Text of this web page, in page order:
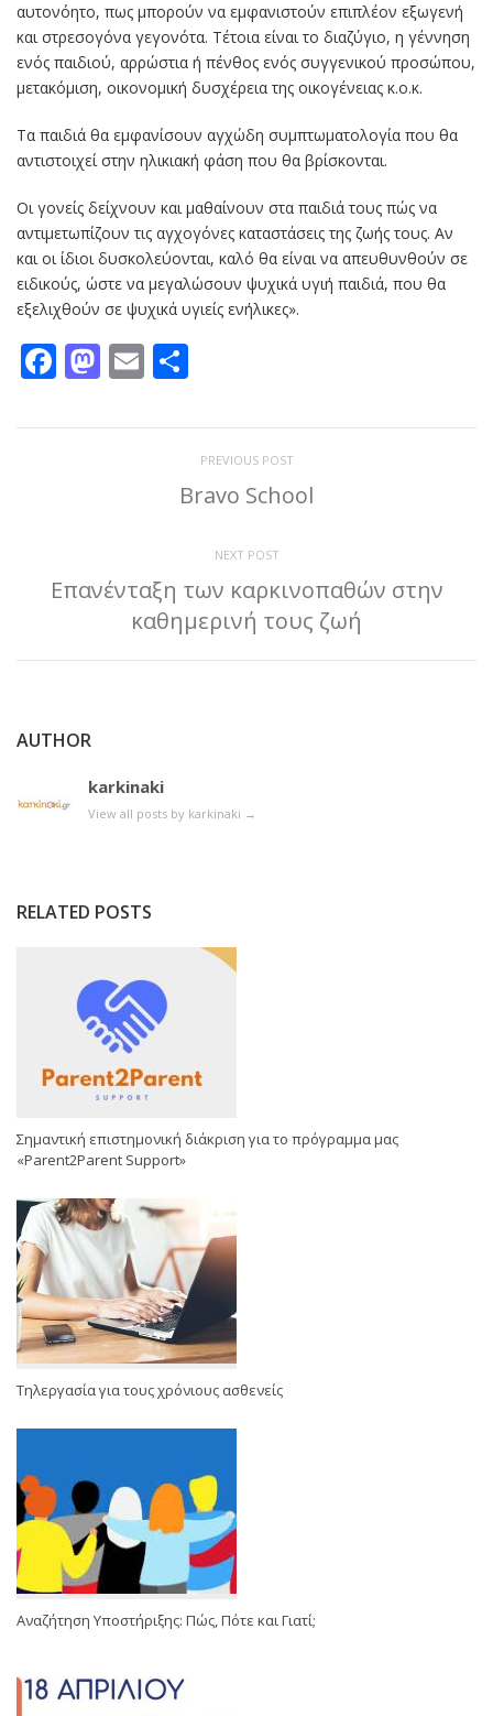
αυτονόητο, πως μπορούν να εμφανιστούν επιπλέον εξωγενή
και στρεσογόνα γεγονότα. Τέτοια είναι το διαζύγιο, η γέννηση
ενός παιδιού, αρρώστια ή πένθος ενός συγγενικού προσώπου,
μετακόμιση, οικονομική δυσχέρεια της οικογένειας κ.ο.κ.
Τα παιδιά θα εμφανίσουν αγχώδη συμπτωματολογία που θα
αντιστοιχεί στην ηλικιακή φάση που θα βρίσκονται.
Οι γονείς δείχνουν και μαθαίνουν στα παιδιά τους πώς να
αντιμετωπίζουν τις αγχογόνες καταστάσεις της ζωής τους. Αν
και οι ίδιοι δυσκολεύονται, καλό θα είναι να απευθυνθούν σε
ειδικούς, ώστε να μεγαλώσουν ψυχικά υγιή παιδιά, που θα
εξελιχθούν σε ψυχικά υγιείς ενήλικες».
Facebook
Mastodon
Email
PREVIOUS POST
Bravo School
NEXT POST
Επανένταξη των καρκινοπαθών στην
καθημερινή τους ζωή
AUTHOR
karkinaki
View all posts by karkinaki →
RELATED POSTS
Σημαντική επιστημονική διάκριση για το πρόγραμμα μας
«Parent2Parent Support»
Τηλεργασία για τους χρόνιους ασθενείς
Αναζήτηση Υποστήριξης: Πώς, Πότε και Γιατί;